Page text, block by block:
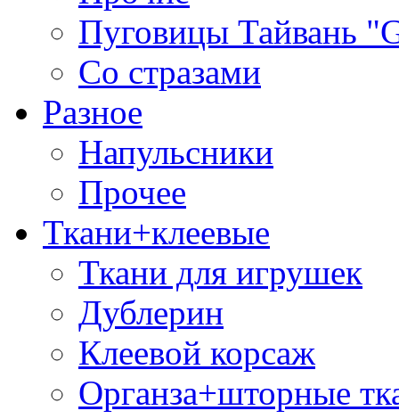
Пуговицы Тайвань
Со стразами
Разное
Напульсники
Прочее
Ткани+клеевые
Ткани для игрушек
Дублерин
Клеевой корсаж
Органза+шторные